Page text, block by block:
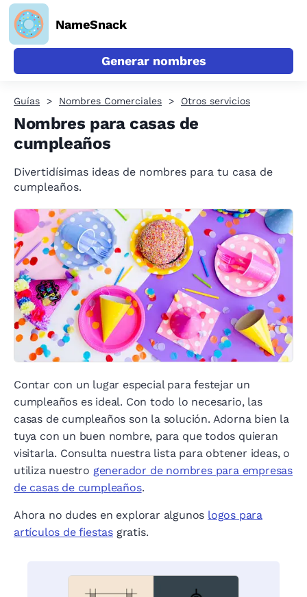
NameSnack
Generar nombres
Guías Nombres Comerciales Otros servicios
Nombres para casas de
cumpleaños
Divertidísimas ideas de nombres para tu casa de
cumpleaños.
Contar con un lugar especial para festejar un
cumpleaños es ideal. Con todo lo necesario, las
casas de cumpleaños son la solución. Adorna bien la
tuya con un buen nombre, para que todos quieran
visitarla. Consulta nuestra lista para obtener ideas, o
utiliza nuestro generador de nombres para empresas
de casas de cumpleaños.
Ahora no dudes en explorar algunos logos para
artículos de fiestas gratis.